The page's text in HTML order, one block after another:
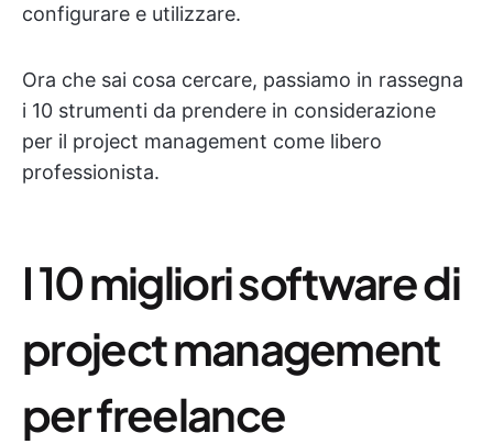
configurare e utilizzare.
Ora che sai cosa cercare, passiamo in rassegna
i 10 strumenti da prendere in considerazione
per il project management come libero
professionista.
I 10 migliori software di
project management
per freelance